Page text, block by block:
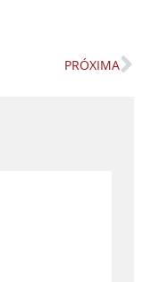
PRÓXIMA